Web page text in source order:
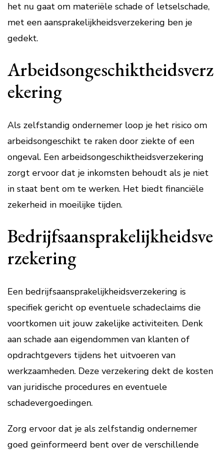
het nu gaat om materiële schade of letselschade,
met een aansprakelijkheidsverzekering ben je
gedekt.
Arbeidsongeschiktheidsverz
ekering
Als zelfstandig ondernemer loop je het risico om
arbeidsongeschikt te raken door ziekte of een
ongeval. Een arbeidsongeschiktheidsverzekering
zorgt ervoor dat je inkomsten behoudt als je niet
in staat bent om te werken. Het biedt financiële
zekerheid in moeilijke tijden.
Bedrijfsaansprakelijkheidsve
rzekering
Een bedrijfsaansprakelijkheidsverzekering is
specifiek gericht op eventuele schadeclaims die
voortkomen uit jouw zakelijke activiteiten. Denk
aan schade aan eigendommen van klanten of
opdrachtgevers tijdens het uitvoeren van
werkzaamheden. Deze verzekering dekt de kosten
van juridische procedures en eventuele
schadevergoedingen.
Zorg ervoor dat je als zelfstandig ondernemer
goed geïnformeerd bent over de verschillende